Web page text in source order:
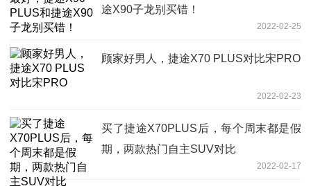
途X90子龙别买错！
2022-02-25
顾家好男人，捷途X70 PLUS对比宋PRO
2022-02-23
买了捷途X70PLUS后，每个周末都是假
期，两款热门自主SUV对比
2022-02-17